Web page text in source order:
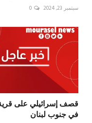
سبتمبر 23, 2024 0
قصف ⁧‫إسرائيلي‬⁩ على
في جنوب لبنان